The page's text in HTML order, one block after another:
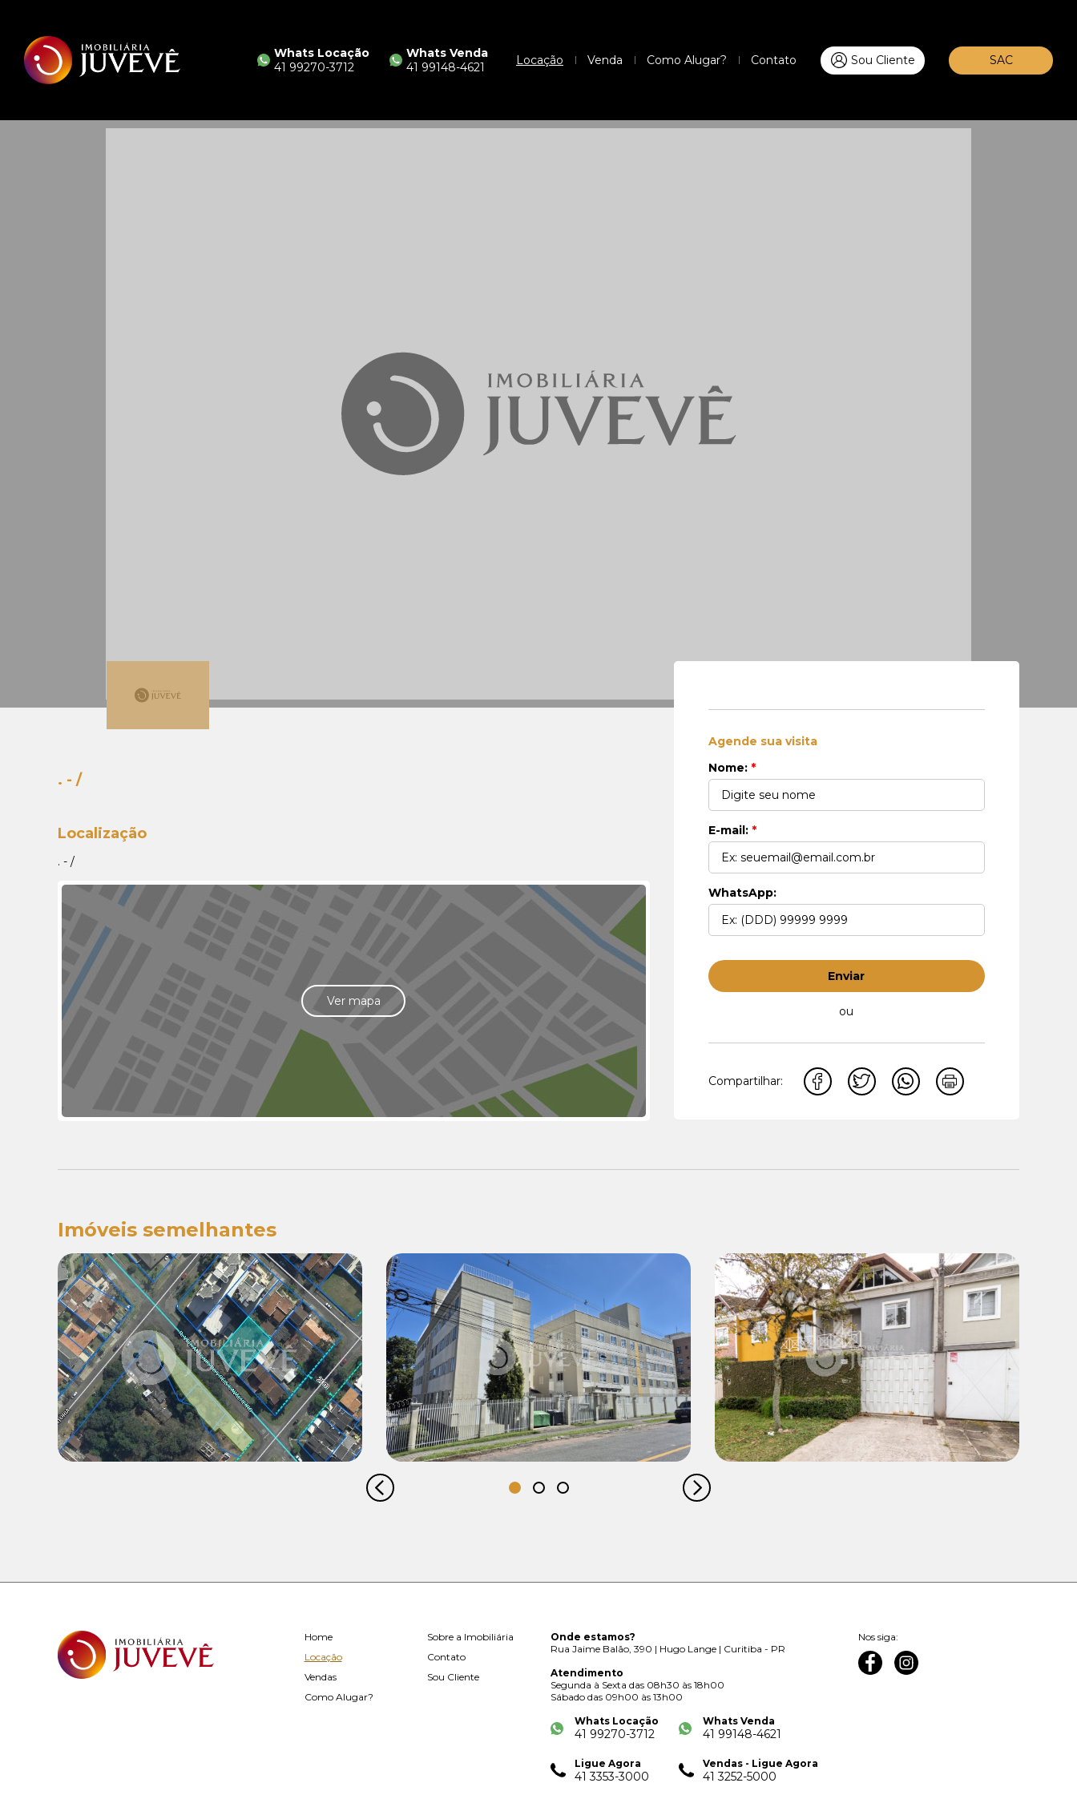
Whats Locação
41 99270-3712
Whats Venda
41 99148-4621
Locação Venda Como Alugar? Contato Sou Cliente SAC
. - /
Agende sua visita
Nome: *
E-mail: *
WhatsApp:
Enviar
ou
Compartilhar:
Localização
. - /
Ver mapa
Imóveis semelhantes
Venda:
R$ 1.880.000,00 Locação:
R$ 1.850,00
Venda:
R$ 899.000,00
Home
Locação
Vendas
Como Alugar?
Sobre a Imobiliária
Contato
Sou Cliente
Onde estamos?
Rua Jaime Balão, 390 | Hugo Lange | Curitiba - PR
Atendimento
Segunda à Sexta das 08h30 às 18h00
Sábado das 09h00 às 13h00
Whats Locação
41 99270-3712
Whats Venda
41 99148-4621
Ligue Agora
41 3353-3000
Vendas - Ligue Agora
41 3252-5000
Nos siga: